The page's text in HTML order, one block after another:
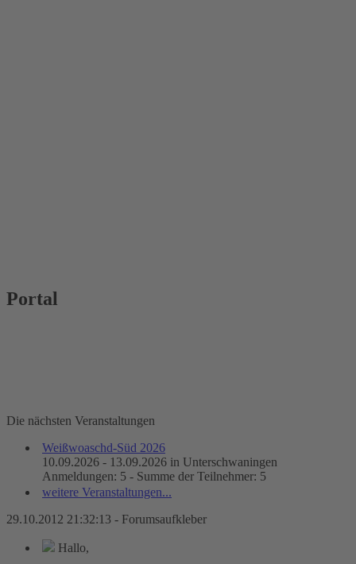
Portal
Die nächsten Veranstaltungen
Weißwoaschd-Süd 2026
10.09.2026 - 13.09.2026 in Unterschwaningen
Anmeldungen: 5 - Summe der Teilnehmer: 5
weitere Veranstaltungen...
29.10.2012 21:32:13 - Forumsaufkleber
Hallo,